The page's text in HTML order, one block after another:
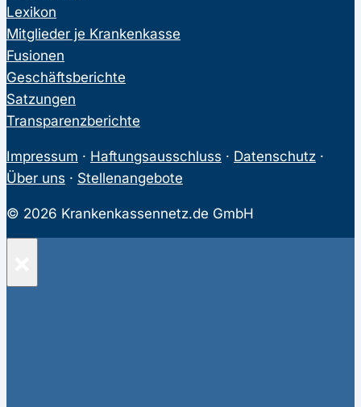
Lexikon
Mitglieder je Krankenkasse
Fusionen
Geschäftsberichte
Satzungen
Transparenzberichte
Impressum · Haftungsausschluss · Datenschutz ·
Über uns · Stellenangebote
© 2026 Krankenkassennetz.de GmbH